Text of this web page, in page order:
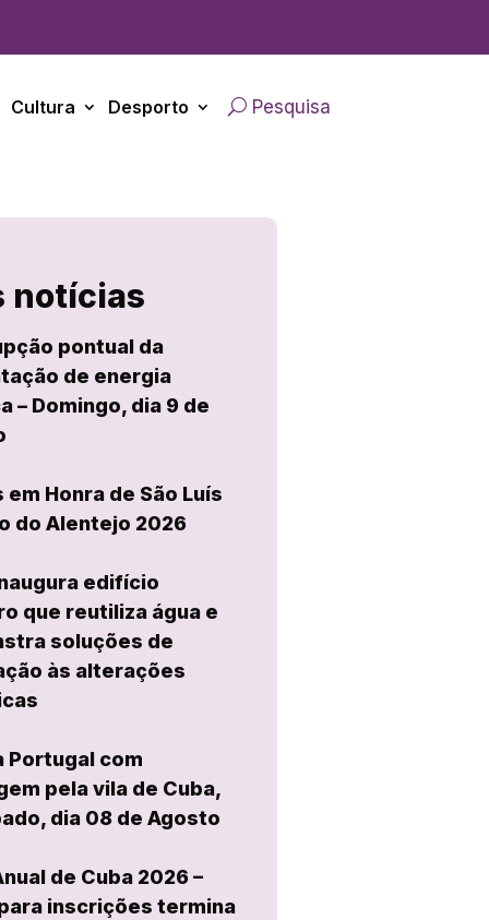
Cultura Desporto Pesquisa
notícias
pontual da
de energia
– Domingo, dia 9 de
em Honra de São Luís
do Alentejo 2026
edifício
que reutiliza água e
soluções de
às alterações
Portugal com
pela vila de Cuba,
dia 08 de Agosto
de Cuba 2026 –
inscrições termina